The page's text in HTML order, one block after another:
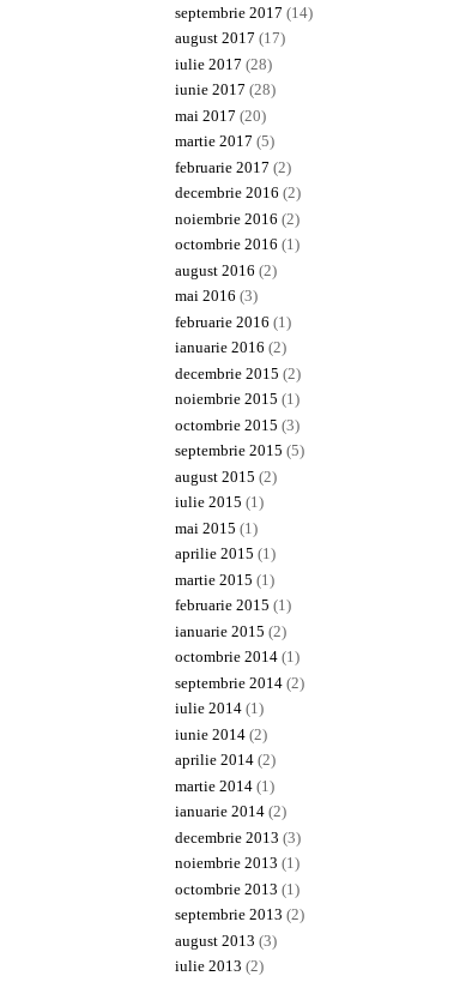
septembrie 2017 (14)
august 2017 (17)
iulie 2017 (28)
iunie 2017 (28)
mai 2017 (20)
martie 2017 (5)
februarie 2017 (2)
decembrie 2016 (2)
noiembrie 2016 (2)
octombrie 2016 (1)
august 2016 (2)
mai 2016 (3)
februarie 2016 (1)
ianuarie 2016 (2)
decembrie 2015 (2)
noiembrie 2015 (1)
octombrie 2015 (3)
septembrie 2015 (5)
august 2015 (2)
iulie 2015 (1)
mai 2015 (1)
aprilie 2015 (1)
martie 2015 (1)
februarie 2015 (1)
ianuarie 2015 (2)
octombrie 2014 (1)
septembrie 2014 (2)
iulie 2014 (1)
iunie 2014 (2)
aprilie 2014 (2)
martie 2014 (1)
ianuarie 2014 (2)
decembrie 2013 (3)
noiembrie 2013 (1)
octombrie 2013 (1)
septembrie 2013 (2)
august 2013 (3)
iulie 2013 (2)